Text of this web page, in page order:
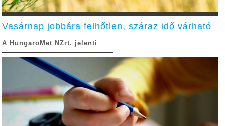
Vasárnap jobbára felhőtlen, száraz idő várható
A HungaroMet NZrt. jelenti